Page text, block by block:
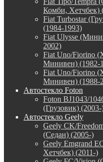
Комби, Хетчбек)
Fiat Turbostar
(1984-1993)
Fiat Ulysse
2002)
Fiat Uno/Fiorino
Минивен) (1982-
Fiat Uno/Fiorino
Минивен) (1988-
Автостекло Foton
Foton BJ1043/
(Грузовик) (2003-
Автостекло Geely
Geely CK/
(Седан) (2005-)
Geely Emgrand
Хетчбек) (2011-)